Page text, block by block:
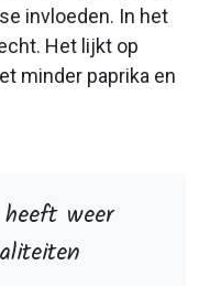
invloeden. In het
Het lijkt op
minder paprika en
weer